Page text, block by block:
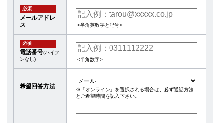
必須
メールアドレ
ス
<半角英数字と記号>
必須
電話番号(ハイフ
ンなし)
<半角数字>
希望回答方法
※「オンライン」を選択される場合は、必ず通話方法
とご希望時間を記入下さい。